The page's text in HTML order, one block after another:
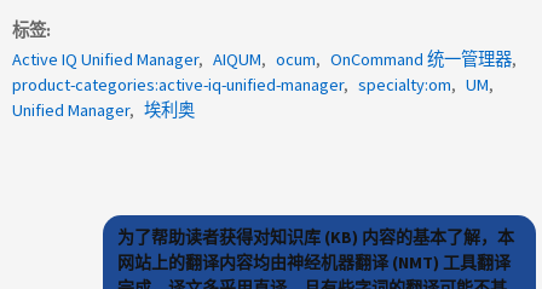
标签
Active IQ Unified Manager
AIQUM ocum
OnCommand 统一管理器
product-categories:active-iq-unified-manager
specialty:om
UM
Unified Manager
埃利奥
为了帮助读者获得对知识库 (KB) 内容的基本了解，本
网站上的翻译内容均由神经机器翻译 (NMT) 工具翻译